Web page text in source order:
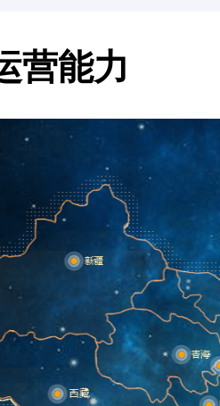
营能力